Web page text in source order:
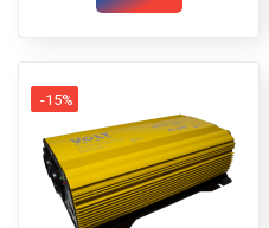
-15%